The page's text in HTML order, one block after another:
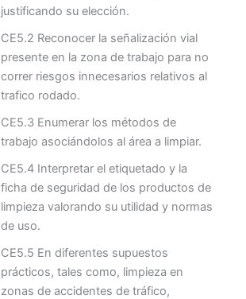
justificando su elección.
CE5.2 Reconocer la señalización vial
presente en la zona de trabajo para no
correr riesgos innecesarios relativos al
trafico rodado.
CE5.3 Enumerar los métodos de
trabajo asociándolos al área a limpiar.
CE5.4 Interpretar el etiquetado y la
ficha de seguridad de los productos de
limpieza valorando su utilidad y normas
de uso.
CE5.5 En diferentes supuestos
prácticos, tales como, limpieza en
zonas de accidentes de tráfico,